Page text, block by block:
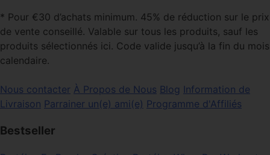
* Pour €30 d’achats minimum. 45% de réduction sur le prix
de vente conseillé. Valable sur tous les produits, sauf les
produits sélectionnés ici. Code valide jusqu’à la fin du mois
calendaire.
Nous contacter À Propos de Nous Blog Information de
Livraison Parrainer un(e) ami(e) Programme d'Affiliés
Bestseller